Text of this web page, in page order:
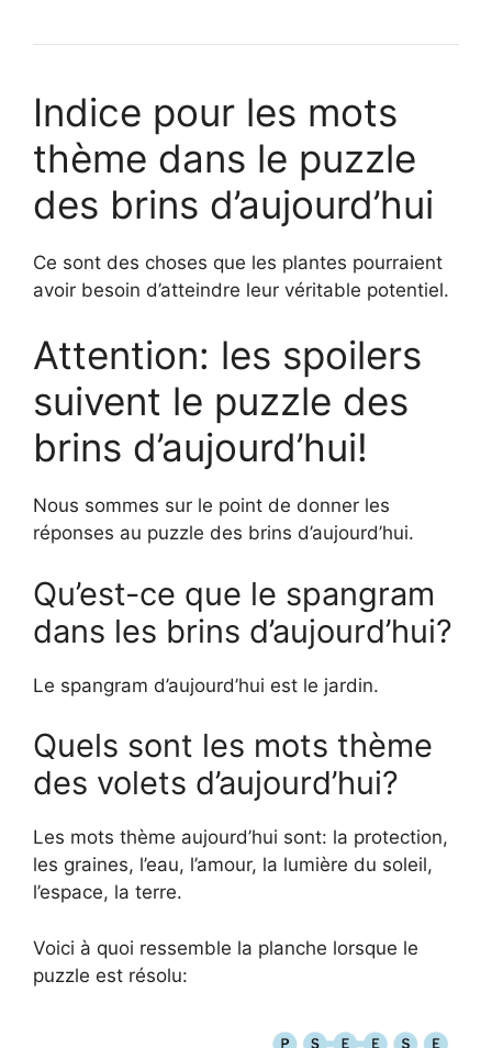
Indice pour les mots
thème dans le puzzle
des brins d’aujourd’hui
Ce sont des choses que les plantes pourraient
avoir besoin d’atteindre leur véritable potentiel.
Attention: les spoilers
suivent le puzzle des
brins d’aujourd’hui!
Nous sommes sur le point de donner les
réponses au puzzle des brins d’aujourd’hui.
Qu’est-ce que le spangram
dans les brins d’aujourd’hui?
Le spangram d’aujourd’hui est le jardin.
Quels sont les mots thème
des volets d’aujourd’hui?
Les mots thème aujourd’hui sont: la protection,
les graines, l’eau, l’amour, la lumière du soleil,
l’espace, la terre.
Voici à quoi ressemble la planche lorsque le
puzzle est résolu: